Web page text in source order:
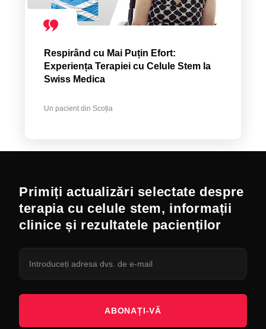
Respirând cu Mai Puțin Efort:
Experiența Terapiei cu Celule Stem la
Swiss Medica
Un pacient din Scoția
Primiți actualizări selectate despre
terapia cu celule stem, informații
clinice și rezultatele pacienților
ABONAȚI-VĂ